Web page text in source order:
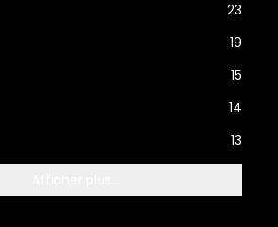
23
19
15
14
13